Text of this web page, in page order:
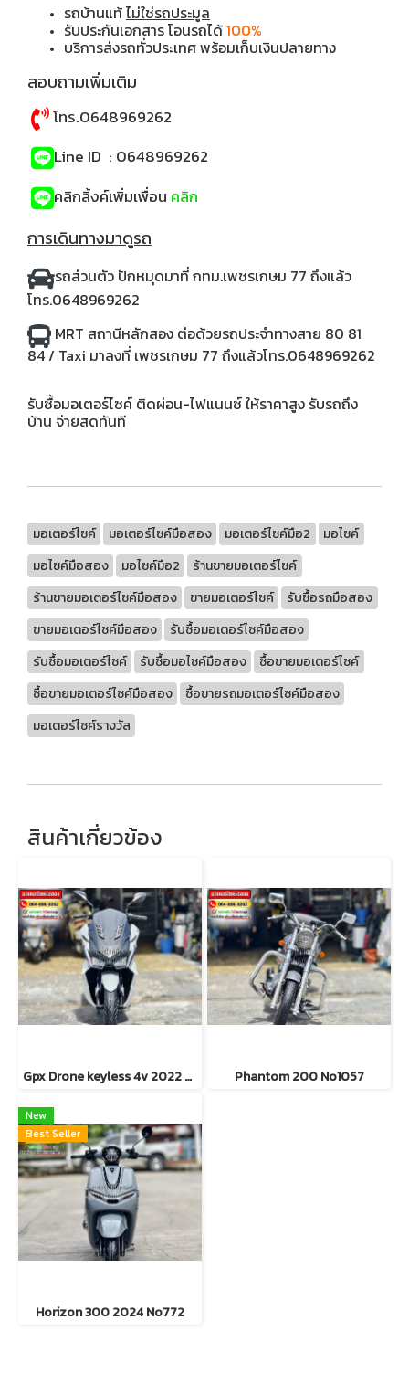
รถบ้านแท้ไม่ใช่รถประมูล
รับประกันเอกสาร โอนรถได้100%
บริการส่งรถทั่วประเทศ พร้อมเก็บเงินปลายทาง
สอบถามเพิ่มเติม
โทร.0648969262
Line ID : 0648969262
คลิกลิ้งค์เพิ่มเพื่อน คลิก
การเดินทางมาดูรถ
รถส่วนตัว ปักหมุดมาที่ กทม.เพชรเกษม 77 ถึงแล้ว
โทร.0648969262
MRT สถานีหลักสอง ต่อด้วยรถประจำทางสาย 80 81
84 / Taxi มาลงที่ เพชรเกษม 77 ถึงแล้วโทร.0648969262
รับซื้อมอเตอร์ไซค์ ติดผ่อน-ไฟแนนซ์ ให้ราคาสูง รับรถถึง
บ้าน จ่ายสดทันที
มอเตอร์ไซค์ มอเตอร์ไซค์มือสอง มอเตอร์ไซค์มือ2
มอไซค์
มอไซค์มือสอง
มอไซค์มือ2
ร้านขายมอเตอร์ไซค์
ร้านขายมอเตอร์ไซค์มือสอง
ขายมอเตอร์ไซค์
รับซื้อรถมือสอง
ขายมอเตอร์ไซค์มือสอง
รับซื้อมอเตอร์ไซค์มือสอง
รับซื้อมอเตอร์ไซค์
รับซื้อมอไซค์มือสอง
ซื้อขายมอเตอร์ไซค์
ซื้อขายมอเตอร์ไซค์มือสอง
ซื้อขายรถมอเตอร์ไซค์มือสอง
มอเตอร์ไซค์รางวัล
สินค้าเกี่ยวข้อง
Gpx Drone keyless 4v 2022 No1068 Phantom 200 No1057
New
Best Seller
Horizon 300 2024 No772